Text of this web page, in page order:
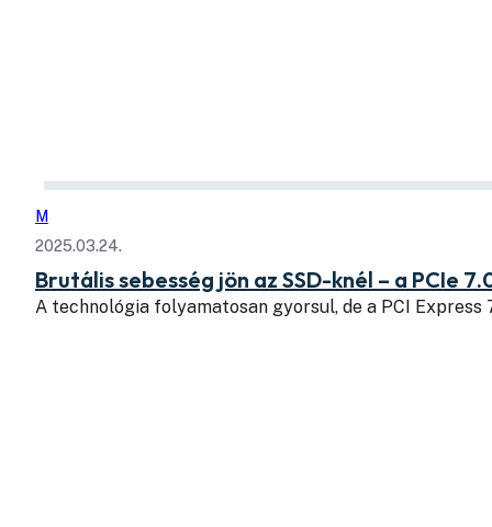
M
2025.03.24.
Brutális sebesség jön az SSD-knél – a PCIe
A technológia folyamatosan gyorsul, de a PCI Express